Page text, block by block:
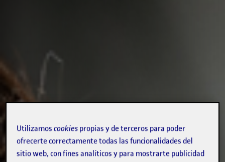
Utilizamoscookies propias y de terceros para poder
ofrecerte correctamente todas las funcionalidades del
sitio web, con fines analíticos y para mostrarte publicidad